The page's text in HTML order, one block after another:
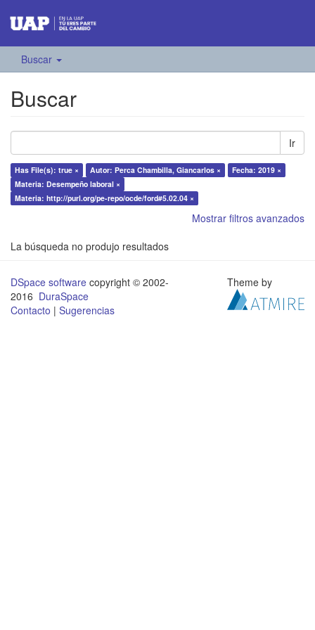
Buscar
Buscar
Ir
Has File(s): true × Autor: Perca Chambilla, Giancarlos ×
Fecha: 2019 ×
Materia: Desempeño laboral ×
Materia: http://purl.org/pe-repo/ocde/ford#5.02.04 ×
Mostrar filtros avanzados
La búsqueda no produjo resultados
DSpace software copyright © 2002-
2016 DuraSpace
Contacto | Sugerencias
Theme by